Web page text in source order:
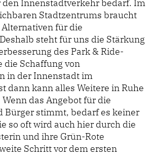
den Innenstadtverkehr bedarf. Im
Stadtzentrums braucht
für die
steht für uns die Stärkung
des Park & Ride-
die Schaffung von
in der Innenstadt im
dann kann alles Weitere in Ruhe
das Angebot für die
Bürger stimmt, bedarf es keiner
so oft wird auch hier durch die
und ihre Grün-Rote
Schritt vor dem ersten